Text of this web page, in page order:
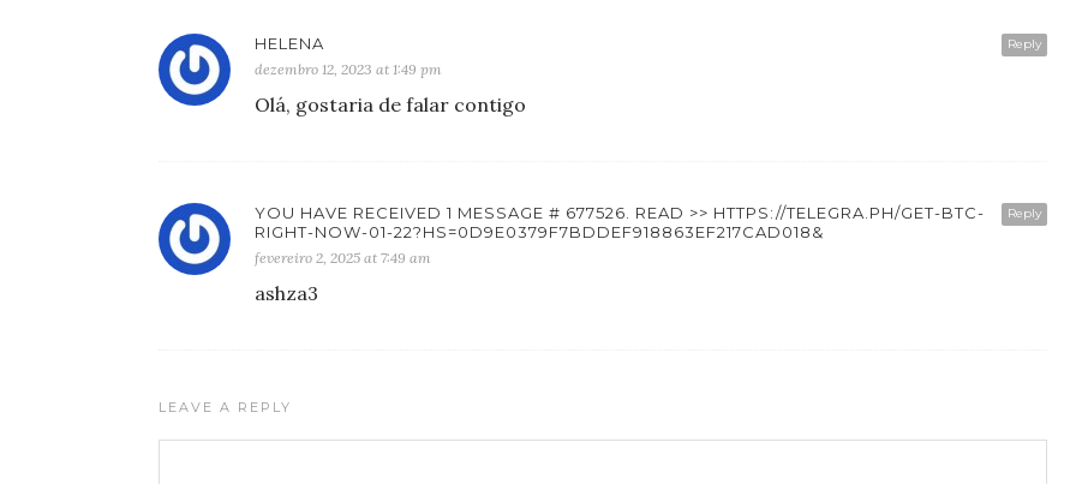
Reply
HELENA
dezembro 12, 2023 at 1:49 pm
Olá, gostaria de falar contigo
Reply
YOU HAVE RECEIVED 1 MESSAGE # 677526. READ >> HTTPS://TELEGRA.PH/GET-BTC-
RIGHT-NOW-01-22?HS=0D9E0379F7BDDEF918863EF217CAD018&
fevereiro 2, 2025 at 7:49 am
ashza3
LEAVE A REPLY